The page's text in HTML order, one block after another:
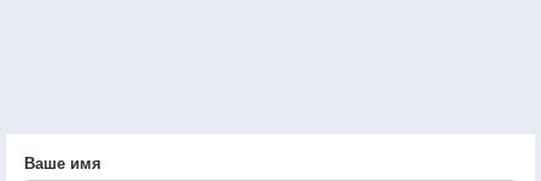
Ваше имя